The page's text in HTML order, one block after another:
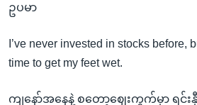
ဥပမာ
I’ve never invested in stocks before,
time to get my feet wet.
ကျနော်အနေနဲ့ စတော့ဈေးကွက်မှာ ရင်း